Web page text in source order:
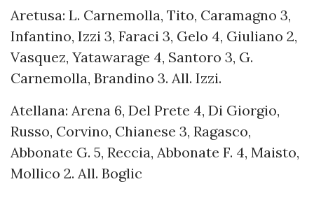
Aretusa: L. Carnemolla, Tito, Caramagno 3,
Infantino, Izzi 3, Faraci 3, Gelo 4, Giuliano 2,
Vasquez, Yatawarage 4, Santoro 3, G.
Carnemolla, Brandino 3. All. Izzi.
Atellana: Arena 6, Del Prete 4, Di Giorgio,
Russo, Corvino, Chianese 3, Ragasco,
Abbonate G. 5, Reccia, Abbonate F. 4, Maisto,
Mollico 2. All. Boglic